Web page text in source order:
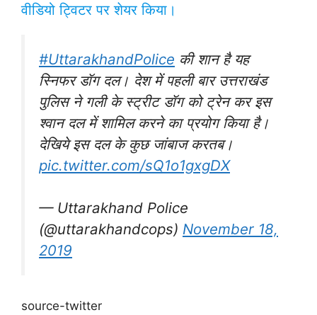
वीडियो ट्विटर पर शेयर किया।
#UttarakhandPolice की शान है यह
स्निफर डॉग दल। देश में पहली बार उत्तराखंड
पुलिस ने गली के स्ट्रीट डॉग को ट्रेन कर इस
श्वान दल में शामिल करने का प्रयोग किया है।
देखिये इस दल के कुछ जांबाज करतब।
pic.twitter.com/sQ1o1gxgDX
— Uttarakhand Police
(@uttarakhandcops) November 18,
2019
source-twitter